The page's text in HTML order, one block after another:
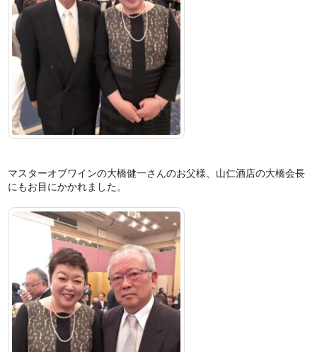
マスターオブワインの大橋健一さんのお父様、山仁酒店の大橋会長
にもお目にかかれました。